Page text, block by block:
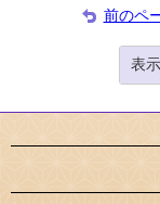
前のペ
表示